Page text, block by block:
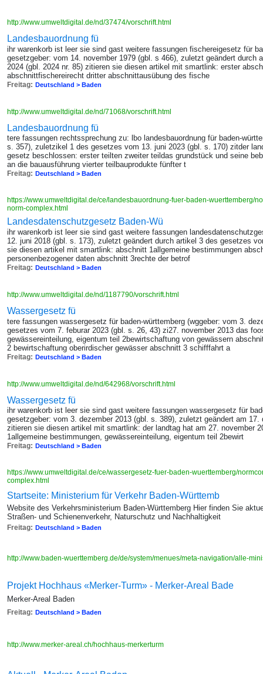
http://www.umweltdigital.de/nd/37474/vorschrift.html
Landesbauordnung fü
ihr warenkorb ist leer sie sind gast weitere fassungen fischereigesetz für
gesetzgeber: vom 14. november 1979 (gbl. s 466), zuletzt geändert durch
2024 (gbl. 2024 nr. 85) zitieren sie diesen artikel mit smartlink: erster
abschnittfischereirecht dritter abschnittausübung des fische
Freitag: Deutschland > Baden
http://www.umweltdigital.de/nd/71068/vorschrift.html
Landesbauordnung fü
tere fassungen rechtssprechung zu: lbo landesbauordnung für baden-
s. 357), zuletzikel 1 des gesetzes vom 13. juni 2023 (gbl. s. 170) zitder
gesetz beschlossen: erster teilten zweiter teildas grundstück und seine
an die bauausführung vierter teilbauprodukte fünfter t
Freitag: Deutschland > Baden
https://www.umweltdigital.de/ce/landesbauordnung-fuer-baden-wuerttemberg/
norm-complex.html
Landesdatenschutzgesetz Baden-Wü
ihr warenkorb ist leer sie sind gast weitere fassungen
12. juni 2018 (gbl. s. 173), zuletzt geändert durch artikel 3 des gesetzes
sie diesen artikel mit smartlink: abschnitt 1allgemeine bestimmungen
personenbezogener daten abschnitt 3rechte der betrof
Freitag: Deutschland > Baden
http://www.umweltdigital.de/nd/1187790/vorschrift.html
Wassergesetz fü
tere fassungen wassergesetz für baden-württemberg (wggeber: vom 3.
gesetzes vom 7. feburar 2023 (gbl. s. 26, 43) zi27. november 2013 das
gewässereinteilung, eigentum teil 2bewirtschaftung von gewässern
2 bewirtschaftung oberirdischer gewässer abschnitt 3 schifffahrt a
Freitag: Deutschland > Baden
http://www.umweltdigital.de/nd/642968/vorschrift.html
Wassergesetz fü
ihr warenkorb ist leer sie sind gast weitere fassungen wassergesetz für
gesetzgeber: vom 3. dezember 2013 (gbl. s. 389), zuletzt geändert am 17.
zitieren sie diesen artikel mit smartlink: der landtag hat am 27. november
1allgemeine bestimmungen, gewässereinteilung, eigentum teil 2bewirt
Freitag: Deutschland > Baden
https://www.umweltdigital.de/ce/wassergesetz-fuer-baden-wuerttemberg/
complex.html
Startseite: Ministerium für Verkehr Baden-Württemb
Website des Verkehrsministerium Baden-Württemberg Hier finden Sie
Straßen- und Schienenverkehr, Naturschutz und Nachhaltigkeit
Freitag: Deutschland > Baden
http://www.baden-wuerttemberg.de/de/system/menues/meta-navigation/alle-
Projekt Hochhaus «Merker-Turm» - Merker-Areal Bade
Merker-Areal Baden
Freitag: Deutschland > Baden
http://www.merker-areal.ch/hochhaus-merkerturm